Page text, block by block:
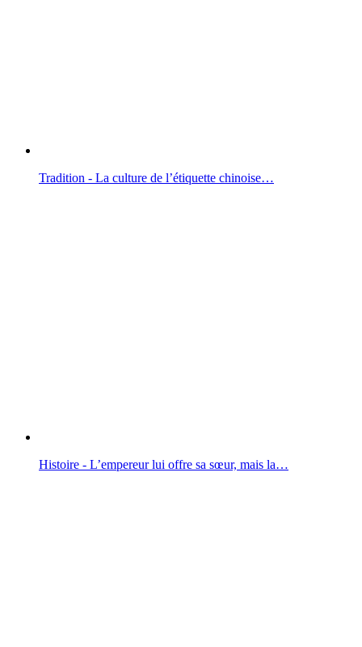
Tradition - La culture de l’étiquette chinoise…
Histoire - L’empereur lui offre sa sœur, mais la…